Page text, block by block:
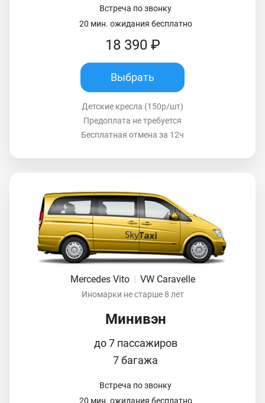
Встреча по звонку
20 мин. ожидания бесплатно
18 390 ₽
Выбрать
Детские кресла (150р/шт)
Предоплата не требуется
Бесплатная отмена за 12ч
Mercedes Vito VW Caravelle
Иномарки не старше 8 лет
Минивэн
до 7 пассажиров
7 багажа
Встреча по звонку
20 мин. ожидания бесплатно